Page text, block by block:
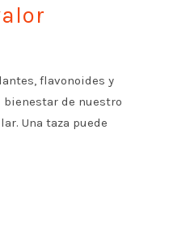
flavonoides y
de nuestro
Una taza puede